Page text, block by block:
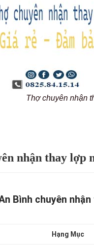
Thợ chuyên nhận
nhận thay lợp
Bình chuyên
Hạng Mục